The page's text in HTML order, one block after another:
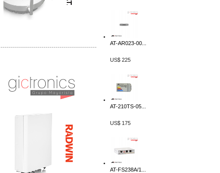
-------------------------------------------------
AT-AR023-00...
US$ 225
AT-210TS-05...
US$ 175
AT-FS238A/1...